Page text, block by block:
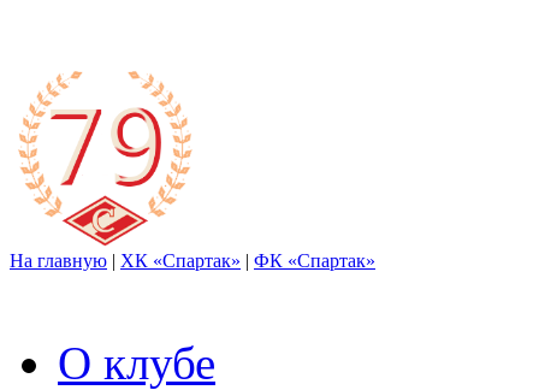
На главную | ХК «Спартак» | ФК «Спартак»
О клубе